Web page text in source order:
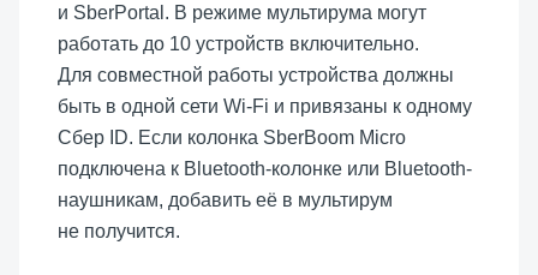
и SberPortal. В режиме мультирума могут
работать до 10 устройств включительно.
Для совместной работы устройства должны
быть в одной сети Wi-Fi и привязаны к одному
Сбер ID. Если колонка SberBoom Micro
подключена к Bluetooth-колонке или Bluetooth-
наушникам, добавить её в мультирум
не получится.